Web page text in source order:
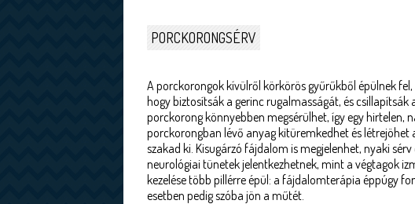
PORCKORONGSÉRV
A porckorongok kívülről körkörös gyűrűkből épülnek
hogy biztosítsák a gerinc rugalmasságát, és
porckorong könnyebben megsérülhet, így egy hirtelen,
porckorongban lévő anyag kitüremkedhet és
szakad ki. Kisugárzó fájdalom is megjelenhet, nyaki
neurológiai tünetek jelentkezhetnek, mint a végtagok
kezelése több pillérre épül: a fájdalomterápia éppúgy
esetben pedig szóba jön a műtét.